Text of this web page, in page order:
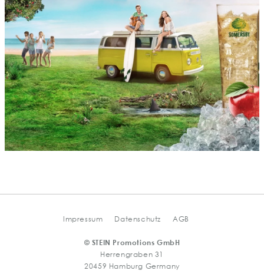
Impressum Datenschutz AGB
© STEIN Promotions GmbH
Herrengraben 31
20459 Hamburg Germany